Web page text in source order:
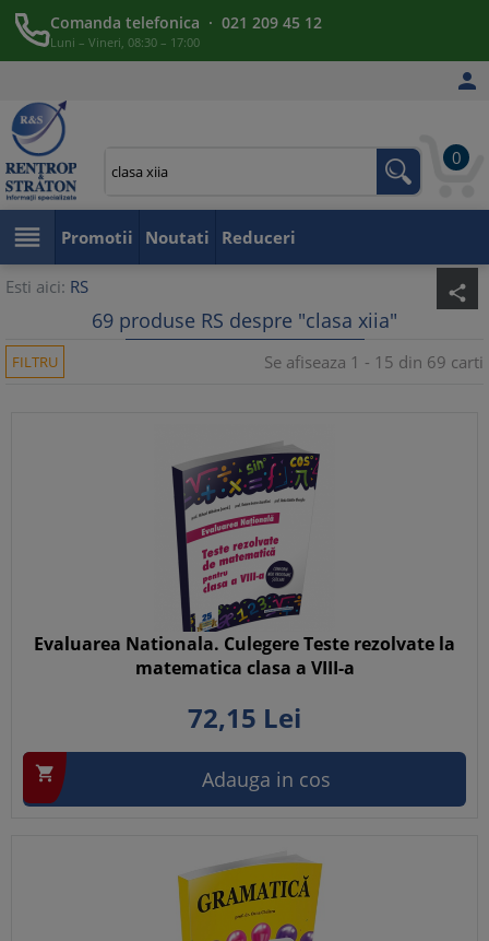
Comanda telefonica · 021 209 45 12
Luni – Vineri, 08:30 – 17:00

0
 Promotii Noutati Reduceri
Esti aici: RS share
69 produse RS despre "clasa xiia"
FILTRU Se afiseaza 1 - 15 din 69 carti
Evaluarea Nationala. Culegere Teste rezolvate la
matematica clasa a VIII-a
72,15 Lei
 Adauga in cos